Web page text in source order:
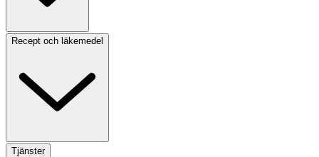
Recept och läkemedel
Tjänster